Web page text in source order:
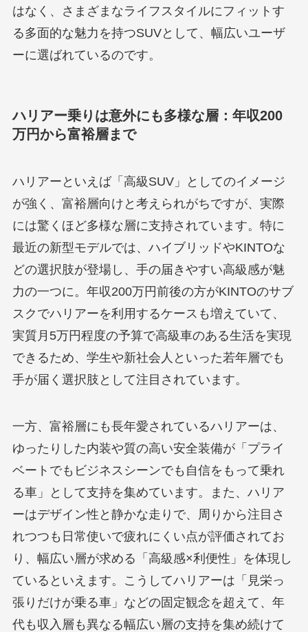
はなく、さまざまなライフスタイルにフィットす
る多面的な魅力を持つSUVとして、幅広いユーザ
ーに選ばれているのです。
ハリアー乗りは意外にも多様な層：年収200
万円から富裕層まで
ハリアーといえば「高級SUV」としてのイメージ
が強く、富裕層向けと考えられがちですが、実際
には驚くほど多様な層に支持されています。特に
最近の新型モデルでは、ハイブリッドやKINTOな
どの選択肢が登場し、手の届きやすい高級感が魅
力の一つに。年収200万円前後の方がKINTOのサブ
スクでハリアーを利用するケースも増えていて、
実質月5万円程度の予算で高級車のある生活を実現
できるため、学生や新社会人といった若年層でも
手が届く選択肢として注目されています。
一方、富裕層にも長年愛されているハリアーは、
ゆったりした内装や質の高い安全装備が「プライ
ベートでもビジネスシーンでも自信をもって乗れ
る車」として支持を集めています。また、ハリア
ーはデザイン性と静かな走りで、周りから注目さ
れつつも日常使いで疲れにくい点が評価されてお
り、幅広い層が求める「高級感×利便性」を体現し
ているといえます。こうしてハリアーは「見栄っ
張りだけが乗る車」などの固定観念を超えて、年
代も収入層も異なる幅広い層の支持を集め続けて